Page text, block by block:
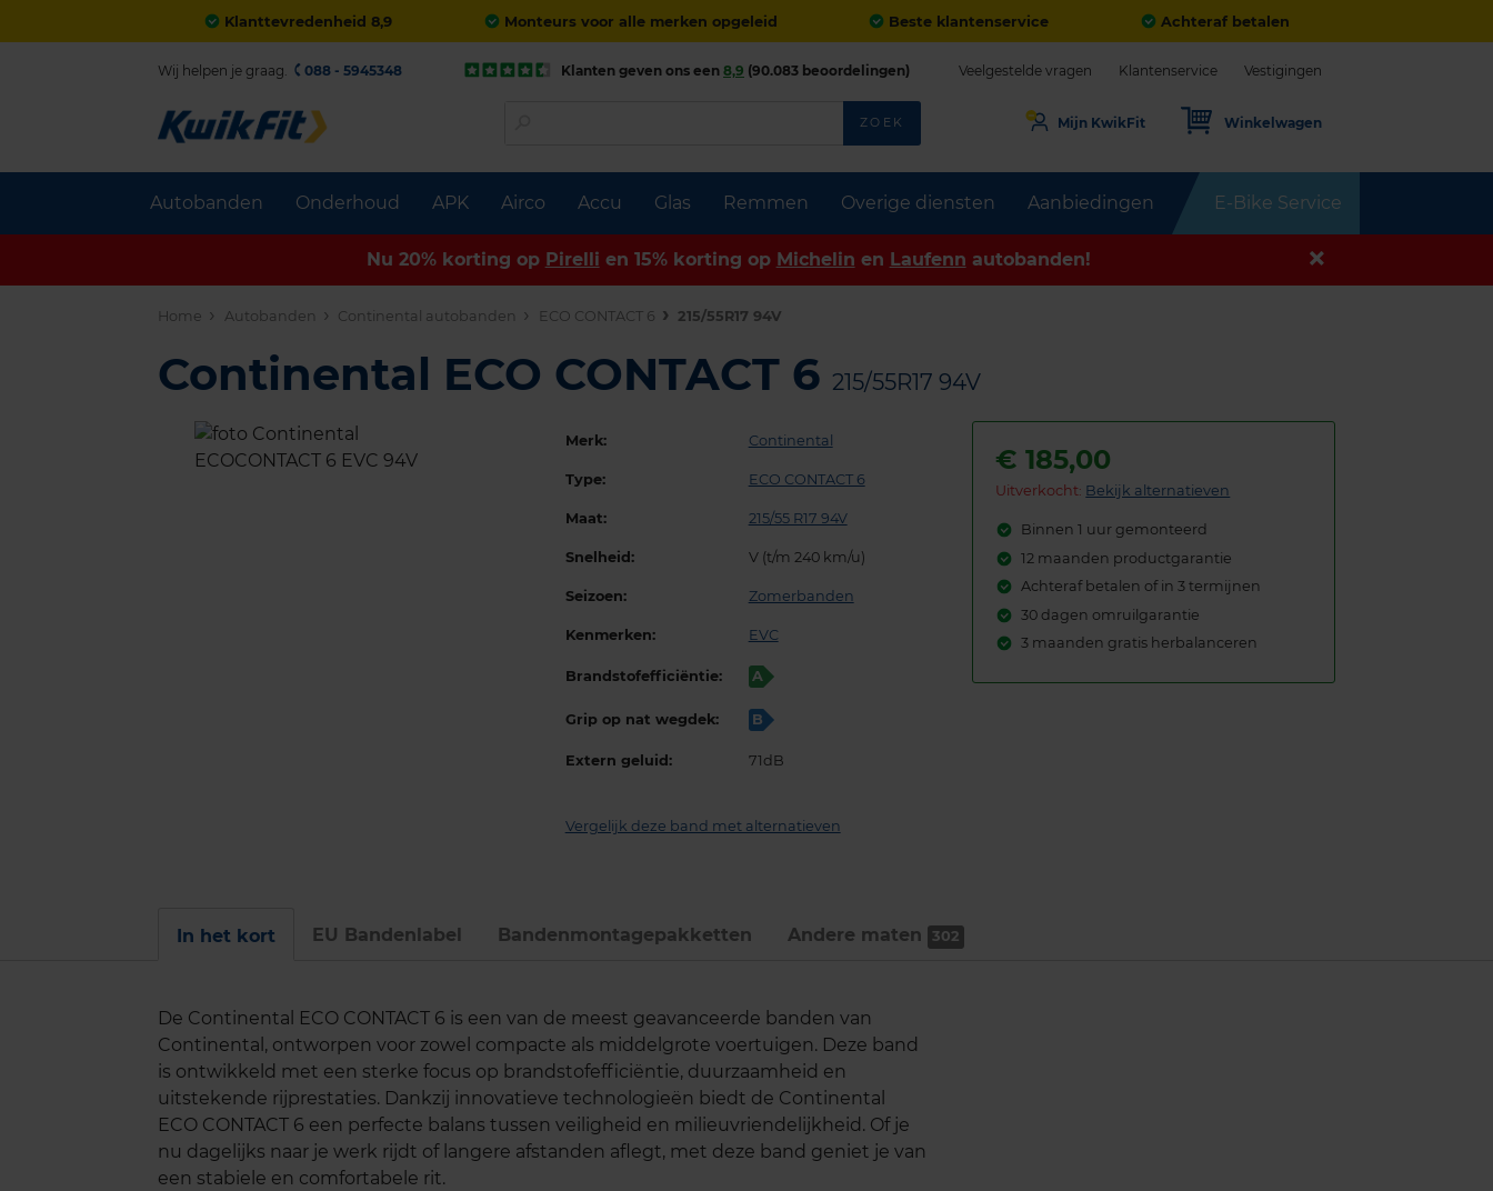
Klanttevredenheid 8,9 Monteurs voor alle merken opgeleid Beste klantenservice Achteraf betalen
Autobanden Onderhoud APK Airco Accu Glas Remmen Overige diensten Aanbiedingen E-Bike Service
Wij helpen je graag. 088 - 5945348 Klanten geven ons een 8,9 (90.083 beoordelingen) Veelgestelde vragen Klantenservice Vestigingen
ZOEK Mijn KwikFit Winkelwagen
Nu 20% korting op Pirelli en 15% korting op Michelin en Laufenn autobanden!
Home Autobanden Continental autobanden ECO CONTACT 6 215/55R17 94V
Continental ECO CONTACT 6 215/55R17 94V
Merk: Continental
Type: ECO CONTACT 6
Maat: 215/55 R17 94V
Snelheid: V (t/m 240 km/u)
Seizoen: Zomerbanden
Kenmerken: EVC
Brandstofefficiëntie: A
Grip op nat wegdek: B
Extern geluid: 71dB
Vergelijk deze band met alternatieven
€185,00
Uitverkocht: Bekijk alternatieven
Binnen 1 uur gemonteerd
12 maanden productgarantie
Achteraf betalen of in 3 termijnen
30 dagen omruilgarantie
3 maanden gratis herbalanceren
In het kort EU Bandenlabel Bandenmontage­pakketten Andere maten 302
De Continental ECO CONTACT 6 is een van de meest geavanceerde banden van
Continental, ontworpen voor zowel compacte als middelgrote voertuigen. Deze band
is ontwikkeld met een sterke focus op brandstofefficiëntie, duurzaamheid en
uitstekende rijprestaties. Dankzij innovatieve technologieën biedt de Continental
ECO CONTACT 6 een perfecte balans tussen veiligheid en milieuvriendelijkheid. Of je
nu dagelijks naar je werk rijdt of langere afstanden aflegt, met deze band geniet je van
een stabiele en comfortabele rit.